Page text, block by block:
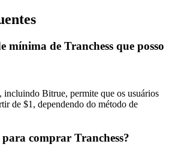
mínima de Tranchess que posso
incluindo Bitrue, permite que os usuários
de $1, dependendo do método de
comprar Tranchess?